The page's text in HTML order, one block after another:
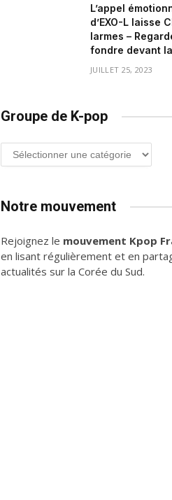
L’appel
d’EXO-L laisse
larmes –
fondre devant
JUILLET 25, 2023
Groupe de K-pop
Groupe
de
Notre mouvement
Rejoignez le mouvement Kpop
en lisant régulièrement et en
actualités sur la Corée du Sud.